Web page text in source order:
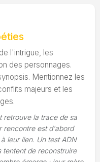
l'intrigue, les
des personnages.
Mentionnez les
majeurs et les
retrouve la trace de sa
rencontre est d'abord
leur lien. Un test ADN
de reconstruire